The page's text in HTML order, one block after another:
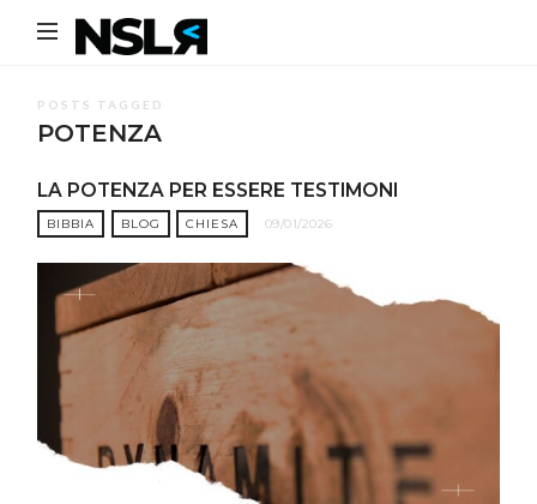
Noi
Siamo
POSTS TAGGED
POTENZA
LA POTENZA PER ESSERE TESTIMONI
BIBBIA BLOG CHIESA 09/01/2026